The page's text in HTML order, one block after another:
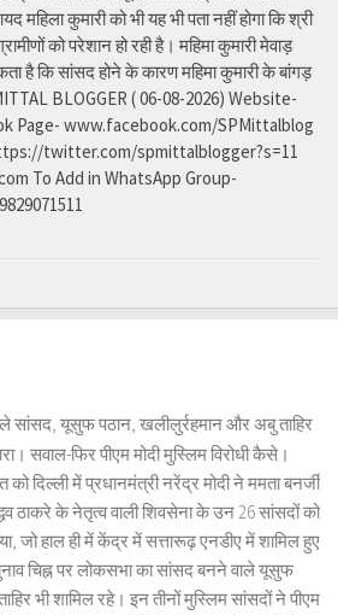
महिला कुमारी को भी यह भी पता नहीं होगा कि श्री
को परेशान हो रही है। महिमा कुमारी मेवाड़
है कि सांसद होने के कारण महिमा कुमारी के बांगड़
BLOGGER ( 06-08-2026) Website-
Page- www.facebook.com/SPMittalblog
twitter.com/spmittalblogger?s=11
To Add in WhatsApp Group-
सांसद, यूसुफ पठान, खलीलुर्रहमान और अबु ताहिर
सवाल-फिर पीएम मोदी मुस्लिम विरोधी कैसे।
दिल्ली में प्रधानमंत्री नरेंद्र मोदी ने ममता बनर्जी
ठाकरे के नेतृत्व वाली शिवसेना के उन 26 सांसदों को
जो हाल ही में केंद्र में सत्तारूढ़ एनडीए में शामिल हुए
चिह्न पर लोकसभा का सांसद बनने वाले यूसुफ
भी शामिल रहे। इन तीनों मुस्लिम सांसदों ने पीएम